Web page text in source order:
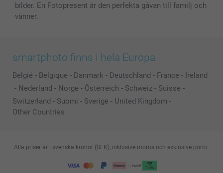
bilder. En Fotopresent är den perfekta gåvan till familj och
vänner.
smartphoto finns i hela Europa
België - Belgique - Danmark - Deutschland - France - Ireland
- Nederland - Norge - Österreich - Schweiz - Suisse -
Switzerland - Suomi - Sverige - United Kingdom -
Other Countries
Alla priser är i svenska kronor (SEK), inklusive moms och exklusive porto.